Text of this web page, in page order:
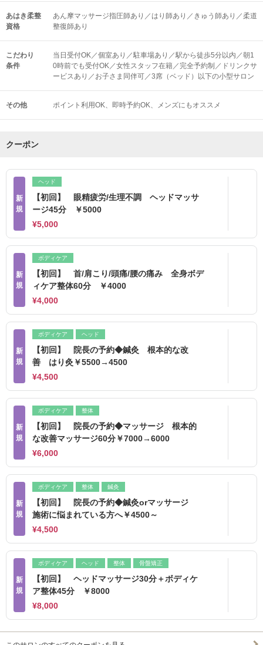
あはき柔整
資格
あん摩マッサージ指圧師あり／はり師あり／きゅう師あり／柔道
整復師あり
こだわり
条件
当日受付OK／個室あり／駐車場あり／駅から徒歩5分以内／朝1
0時前でも受付OK／女性スタッフ在籍／完全予約制／ドリンクサ
ービスあり／お子さま同伴可／3席（ベッド）以下の小型サロン
その他 ポイント利用OK 即時予約OK メンズにもオススメ
クーポン
新
規
ヘッド
【初回】 眼精疲労/生理不調 ヘッドマッサ
ージ45分 ￥5000
¥5,000
新
規
ボディケア
【初回】 首/肩こり/頭痛/腰の痛み 全身ボデ
ィケア整体60分 ￥4000
¥4,000
新
規
ボディケア ヘッド
【初回】 院長の予約◆鍼灸 根本的な改
善 はり灸￥5500→4500
¥4,500
新
規
ボディケア 整体
【初回】 院長の予約◆マッサージ 根本的
な改善マッサージ60分￥7000→6000
¥6,000
新
規
ボディケア 整体 鍼灸
【初回】 院長の予約◆鍼灸orマッサージ
施術に悩まれている方へ￥4500～
¥4,500
新
規
ボディケア ヘッド 整体 骨盤矯正
【初回】 ヘッドマッサージ30分＋ボディケ
ア整体45分 ￥8000
¥8,000